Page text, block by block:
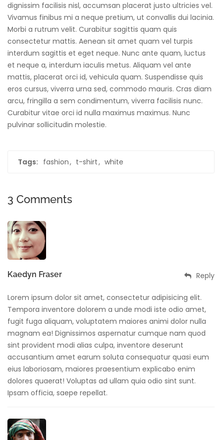
dignissim facilisis nisl, accumsan placerat justo ultricies vel.
Vivamus finibus mi a neque pretium, ut convallis dui lacinia.
Morbi a rutrum velit. Curabitur sagittis quam quis
consectetur mattis. Aenean sit amet quam vel turpis
interdum sagittis et eget neque. Nunc ante quam, luctus
et neque a, interdum iaculis metus. Aliquam vel ante
mattis, placerat orci id, vehicula quam. Suspendisse quis
eros cursus, viverra urna sed, commodo mauris. Cras diam
arcu, fringilla a sem condimentum, viverra facilisis nunc.
Curabitur vitae orci id nulla maximus maximus. Nunc
pulvinar sollicitudin molestie.
Tags: fashion t-shirt white
3 Comments
Kaedyn Fraser Reply
Lorem ipsum dolor sit amet, consectetur adipisicing elit.
Tempora inventore dolorem a unde modi iste odio amet,
fugit fuga aliquam, voluptatem maiores animi dolor nulla
magnam ea! Dignissimos aspernatur cumque nam quod
sint provident modi alias culpa, inventore deserunt
accusantium amet earum soluta consequatur quasi eum
eius laboriosam, maiores praesentium explicabo enim
dolores quaerat! Voluptas ad ullam quia odio sint sunt.
Ipsam officia, saepe repellat.